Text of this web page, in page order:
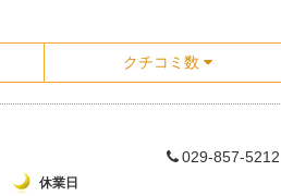
クチコミ数
029-857-5212
休業日